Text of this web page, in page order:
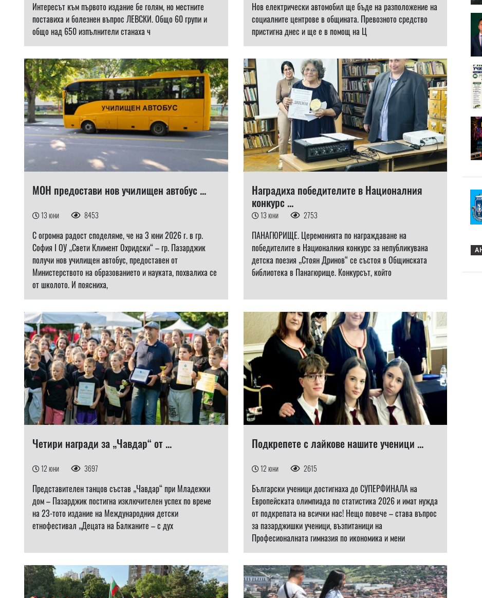
Интересът към първото издание бе голям, но местните
поставиха и болезнен въпрос ЛЕВСКИ. Общо 60 групи и
общо над 650 изпълнители станаха ч
Нов електрически автомобил ще бъде на разположение на
социалните центрове в общината. Превозното средство
пристигна днес и ще е в помощ на Ц
МОН предостави нов училищен автобус ...
13 юни 8453
С огромна радост споделяме, че на 3 юни 2026 г. в гр.
София I ОУ „Свети Климент Охридски“ – гр. Пазарджик
получи нов училищен автобус, предоставен от
Министерството на образованието и науката, похвалиха се
от школото. И поясниха,
Наградиха победителите в Националния
конкурс ...
13 юни 2753
ПАНАГЮРИЩЕ. Церемонията по награждаване на
победителите в Националния конкурс за непубликувана
детска поезия „Стоян Дринов“ се състоя в Общинската
библиотека в Панагюрище. Конкурсът, който
Четири награди за „Чавдар“ от ...
12 юни 3697
Представителeн танцов състав „Чавдар“ при Младежки
дом – Пазарджик постигна изключителен успех по време
на 23-тото издание на Международния детски
етнофестивал „Децата на Балканите – с дух
​Подкрепете с лайкове нашите ученици ...
12 юни 2615
Български ученици достигнаха до СУПЕРФИНАЛА на
Европейската олимпиада по статистика 2026 и имат нужда
от подкрепата на всички нас! Нещо повече – става въпрос
за пазарджишки ученици, възпитаници на
Професионалната гимназия по икономика и мени